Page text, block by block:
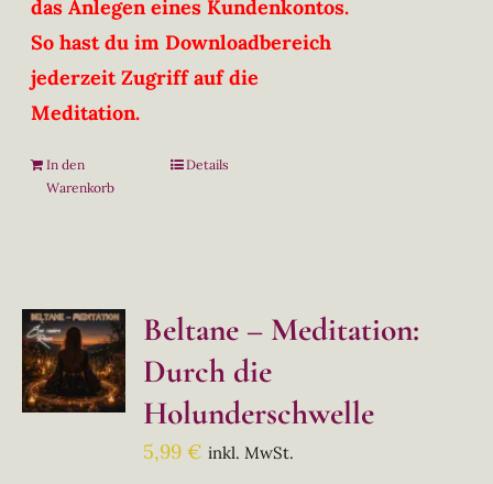
das Anlegen eines Kundenkontos.
So hast du im Downloadbereich
jederzeit Zugriff auf die
Meditation.
In den
Warenkorb
Details
Beltane – Meditation:
Durch die
Holunderschwelle
5,99€ inkl. MwSt.